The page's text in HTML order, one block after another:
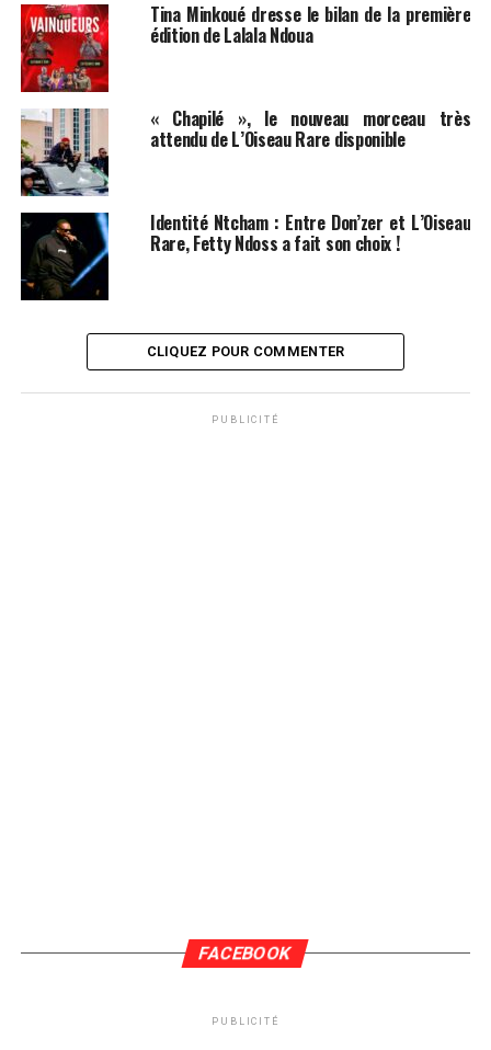
Tina Minkoué dresse le bilan de la première
édition de Lalala Ndoua
« Chapilé », le nouveau morceau très
attendu de L’Oiseau Rare disponible
Identité Ntcham : Entre Don’zer et L’Oiseau
Rare, Fetty Ndoss a fait son choix !
CLIQUEZ POUR COMMENTER
PUBLICITÉ
FACEBOOK
PUBLICITÉ